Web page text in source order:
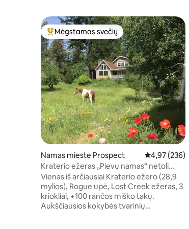
Svečių mėgstamiausias
Mėgstamas svečių
Namas mieste Prospect Vidutinis
4,97 (236)
Kraterio ežeras „Pievų namas“ netoli
pietinio įėjimo.
Vienas iš arčiausiai Kraterio ežero (28,9
mylios), Rogue upė, Lost Creek ežeras, 3
kriokliai, +100 rančos miško takų.
Aukščiausios kokybės tvarinių